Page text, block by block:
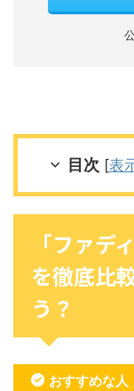
目次 [表
「ファデ
を徹底比
う？
おすすめな人